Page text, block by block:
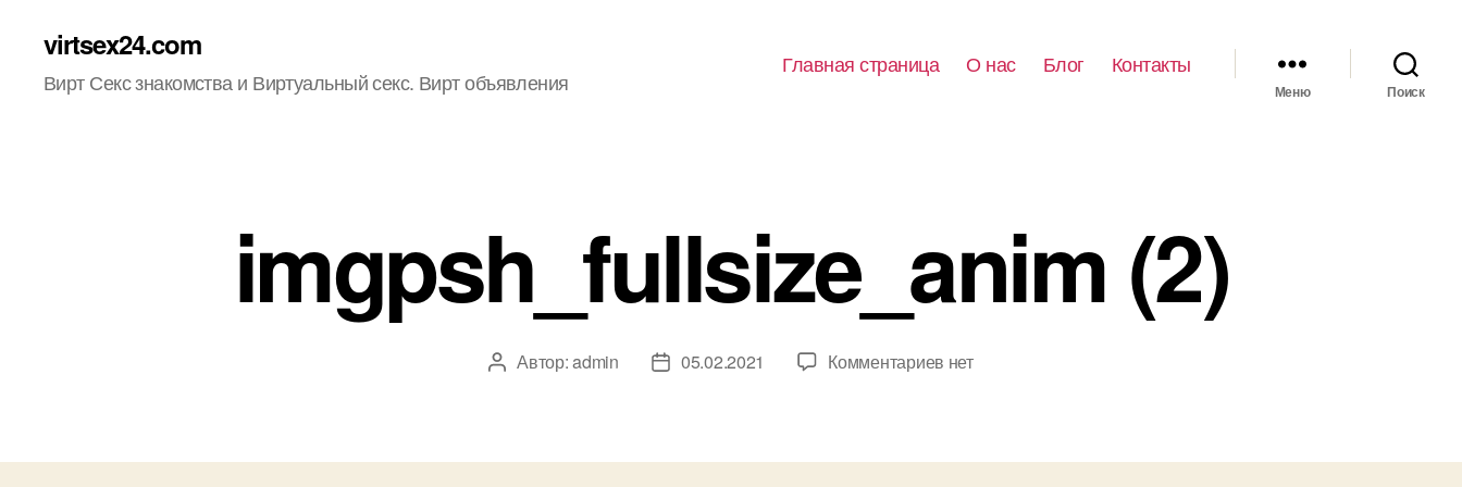
virtsex24.com
Вирт Секс знакомства и Виртуальный секс. Вирт объявления
Главная страница О нас Блог Контакты
Меню Поиск
imgpsh_fullsize_anim (2)
Автор
Автор:admin
Дата05.02.2021 Комментариевкнет